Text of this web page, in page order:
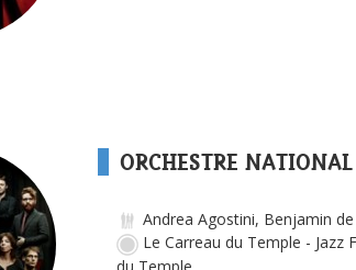
ORCHESTRE
Andrea Agostini, Benjamin
Le Carreau du Temple - Jazz
du Temple